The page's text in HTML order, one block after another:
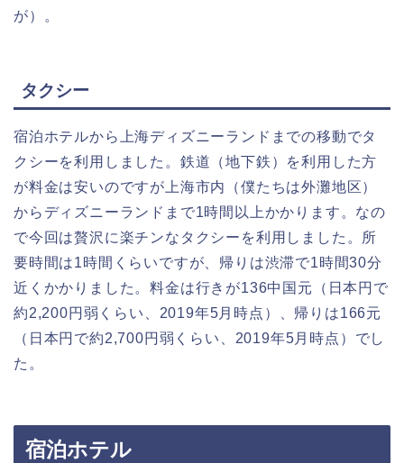
が）。
タクシー
宿泊ホテルから上海ディズニーランドまでの移動でタ
クシーを利用しました。鉄道（地下鉄）を利用した方
が料金は安いのですが上海市内（僕たちは外灘地区）
からディズニーランドまで1時間以上かかります。なの
で今回は贅沢に楽チンなタクシーを利用しました。所
要時間は1時間くらいですが、帰りは渋滞で1時間30分
近くかかりました。料金は行きが136中国元（日本円で
約2,200円弱くらい、2019年5月時点）、帰りは166元
（日本円で約2,700円弱くらい、2019年5月時点）でし
た。
宿泊ホテル